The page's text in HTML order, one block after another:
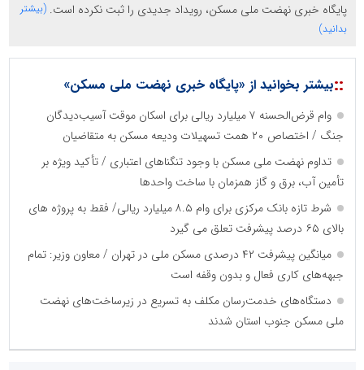
پایگاه خبری نهضت ملی مسکن، رویداد جدیدی را ثبت نکرده است. (بیشتر
بدانید)
::بیشتر بخوانید از «پایگاه خبری نهضت ملی مسکن»
وام قرض‌الحسنه ۷ میلیارد ریالی برای اسکان موقت آسیب‌دیدگان
جنگ / اختصاص ۲۰ همت تسهیلات ودیعه مسکن به متقاضیان
تداوم نهضت ملی مسکن با وجود تنگناهای اعتباری / تأکید ویژه بر
تأمین آب، برق و گاز همزمان با ساخت واحدها
شرط تازه بانک مرکزی برای وام ۸.۵ میلیارد ریالی/ فقط به پروژه های
بالای ۶۵ درصد پیشرفت تعلق می گیرد
میانگین پیشرفت ۴۲ درصدی مسکن ملی در تهران / معاون وزیر: تمام
جبهه‌های کاری فعال و بدون وقفه است
دستگاه‌های خدمت‌رسان مکلف به تسریع در زیرساخت‌های نهضت
ملی مسکن جنوب استان شدند